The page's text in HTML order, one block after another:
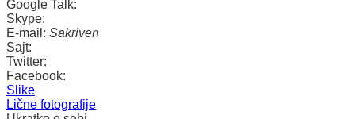
Google Talk:
Skype:
E-mail: Sakriven
Sajt:
Twitter:
Facebook:
Slike
Lične fotografije